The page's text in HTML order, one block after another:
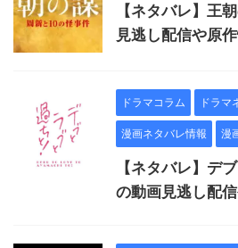
【ネタバレ】王
見逃し配信や原
ドラマコラム ドラマ
漫画ネタバレ情報 漫
【ネタバレ】デ
の動画見逃し配